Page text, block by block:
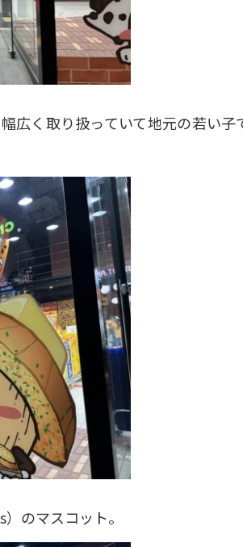
広く取り扱っていて地元の若い子
のマスコット。